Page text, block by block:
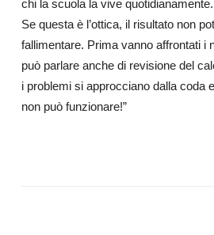
chi la scuola la vive quotidianamente.
Se questa è l’ottica, il risultato non
fallimentare. Prima vanno affrontati i
può parlare anche di revisione del
i problemi si approcciano dalla coda
non può funzionare!”